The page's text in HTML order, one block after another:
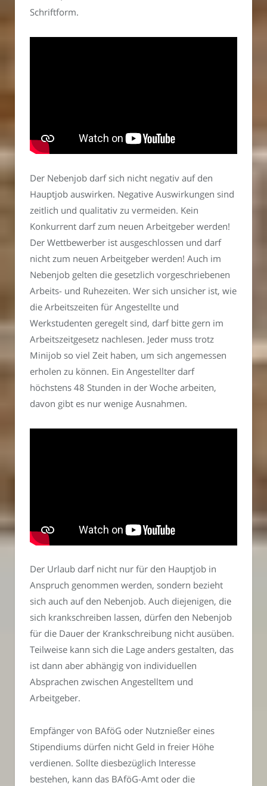
Schriftform.
Der Nebenjob darf sich nicht negativ auf den
Hauptjob auswirken. Negative Auswirkungen sind
zeitlich und qualitativ zu vermeiden. Kein
Konkurrent darf zum neuen Arbeitgeber werden!
Der Wettbewerber ist ausgeschlossen und darf
nicht zum neuen Arbeitgeber werden! Auch im
Nebenjob gelten die gesetzlich vorgeschriebenen
Arbeits- und Ruhezeiten. Wer sich unsicher ist, wie
die Arbeitszeiten für Angestellte und
Werkstudenten geregelt sind, darf bitte gern im
Arbeitszeitgesetz nachlesen. Jeder muss trotz
Minijob so viel Zeit haben, um sich angemessen
erholen zu können. Ein Angestellter darf
höchstens 48 Stunden in der Woche arbeiten,
davon gibt es nur wenige Ausnahmen.
Der Urlaub darf nicht nur für den Hauptjob in
Anspruch genommen werden, sondern bezieht
sich auch auf den Nebenjob. Auch diejenigen, die
sich krankschreiben lassen, dürfen den Nebenjob
für die Dauer der Krankschreibung nicht ausüben.
Teilweise kann sich die Lage anders gestalten, das
ist dann aber abhängig von individuellen
Absprachen zwischen Angestelltem und
Arbeitgeber.
Empfänger von BAföG oder Nutznießer eines
Stipendiums dürfen nicht Geld in freier Höhe
verdienen. Sollte diesbezüglich Interesse
bestehen, kann das BAföG-Amt oder die